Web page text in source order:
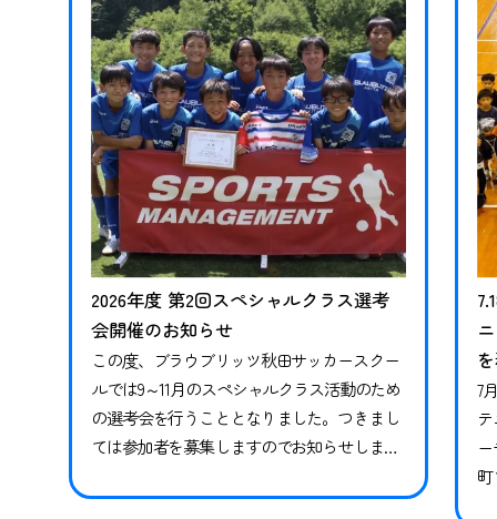
2026年度 第2回スペシャルクラス選考
会開催のお知らせ
この度、ブラウブリッツ秋田サッカースクー
ルでは9～11月のスペシャルクラス活動のため
の選考会を行うこととなりました。つきまし
ては参加者を募集しますのでお知らせしま
継続ではありませんので、必ずお申し込みな
7